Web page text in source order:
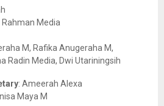
Rahman Media
M, Rafika Anugeraha M,
Radin Media, Dwi Utariningsih
: Ameerah Alexa
Maya M